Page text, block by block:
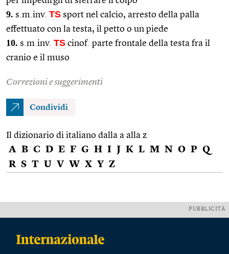
9. s.m.inv. TS sport nel calcio, arresto della palla
effettuato con la testa, il petto o un piede
10. s.m.inv. TS cinof. parte frontale della testa fra il
cranio e il muso
Correzioni e suggerimenti
Condividi
Il dizionario di italiano dalla a alla z
A B C D E F G H I J K L M N O P Q
R S T U V W X Y Z
PUBBLICITÀ